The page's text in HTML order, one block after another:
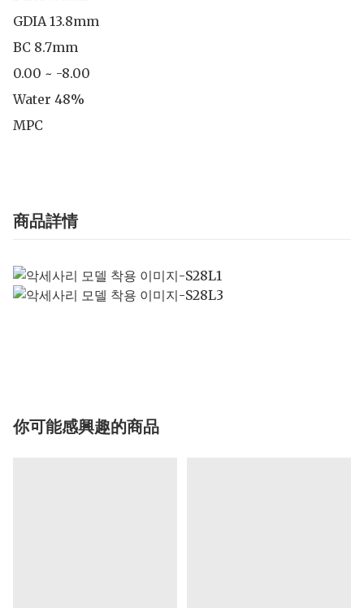
GDIA 13.8mm
BC 8.7mm
0.00 ~ -8.00
Water 48%
MPC
商品詳情
你可能感興趣的商品